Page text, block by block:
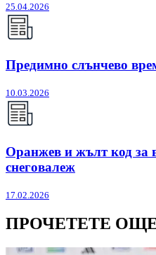
25.04.2026
Предимно слънчево
10.03.2026
Оранжев и жълт код за
снеговалеж
17.02.2026
ПРОЧЕТЕТЕ